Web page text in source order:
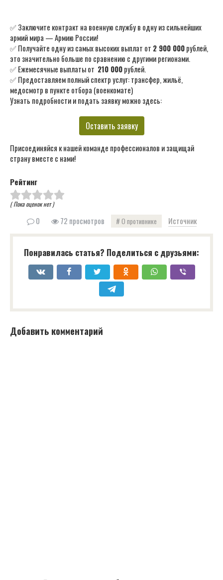
✅ Заключите контракт на военную службу в одну из сильнейших
армий мира — Армию России!
✅ Получайте одну из самых высоких выплат от 2 900 000рублей,
это значительно больше по сравнению с другими регионами.
✅ Ежемесячные выплаты от 210 000рублей.
✅ Предоставляем полный спектр услуг: трансфер, жильё,
медосмотр в пункте отбора (военкомате)
Узнать подробности и подать заявку можно здесь:
Оставить заявку
Присоединяйся к нашей команде профессионалов и защищай
страну вместе с нами!
Рейтинг
( Пока оценок нет )
0 72 просмотров О противнике Источник
Понравилась статья? Поделиться с друзьями:
Добавить комментарий